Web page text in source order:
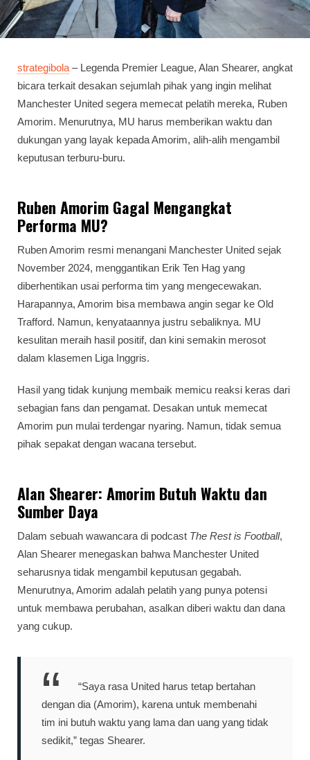
strategibola – Legenda Premier League, Alan Shearer, angkat
bicara terkait desakan sejumlah pihak yang ingin melihat
Manchester United segera memecat pelatih mereka, Ruben
Amorim. Menurutnya, MU harus memberikan waktu dan
dukungan yang layak kepada Amorim, alih-alih mengambil
keputusan terburu-buru.
Ruben Amorim Gagal Mengangkat
Performa MU?
Ruben Amorim resmi menangani Manchester United sejak
November 2024, menggantikan Erik Ten Hag yang
diberhentikan usai performa tim yang mengecewakan.
Harapannya, Amorim bisa membawa angin segar ke Old
Trafford. Namun, kenyataannya justru sebaliknya. MU
kesulitan meraih hasil positif, dan kini semakin merosot
dalam klasemen Liga Inggris.
Hasil yang tidak kunjung membaik memicu reaksi keras dari
sebagian fans dan pengamat. Desakan untuk memecat
Amorim pun mulai terdengar nyaring. Namun, tidak semua
pihak sepakat dengan wacana tersebut.
Alan Shearer: Amorim Butuh Waktu dan
Sumber Daya
Dalam sebuah wawancara di podcast The Rest is Football,
Alan Shearer menegaskan bahwa Manchester United
seharusnya tidak mengambil keputusan gegabah.
Menurutnya, Amorim adalah pelatih yang punya potensi
untuk membawa perubahan, asalkan diberi waktu dan dana
yang cukup.
“Saya rasa United harus tetap bertahan
dengan dia (Amorim), karena untuk membenahi
tim ini butuh waktu yang lama dan uang yang tidak
sedikit,” tegas Shearer.